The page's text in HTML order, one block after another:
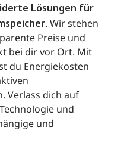
Lösungen für
. Wir stehen
Preise und
bei dir vor Ort. Mit
du Energiekosten
Verlass dich auf
und
und